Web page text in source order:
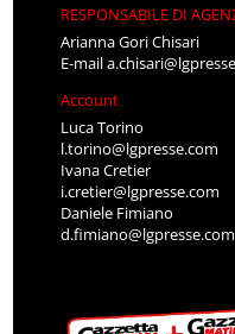
RESPONSABILE DI
Arianna Gori Chisari
E-mail
Account
Luca Torino
l.torino@lgpresse.com
Ivana Cretier
i.cretier@lgpresse.com
Daniele Fimiano
d.fimiano@lgpresse.com